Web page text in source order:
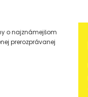
o najznámejšom
prerozprávanej